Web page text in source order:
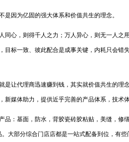
是因为亿固的强大体系和价值共生的理念。
同心，则得千人之力；万人异心，则无一人
目标一致、彼此配合是成事关键，内耗只会错
是让代理商迅速赚到钱，其实就价值共生的理
新媒体助力，提供近乎完善的产品体系，技术
品：基面，防水，背胶瓷砖胶粘贴，美缝，修
大部分综合门店店都是一站式配备到位，有